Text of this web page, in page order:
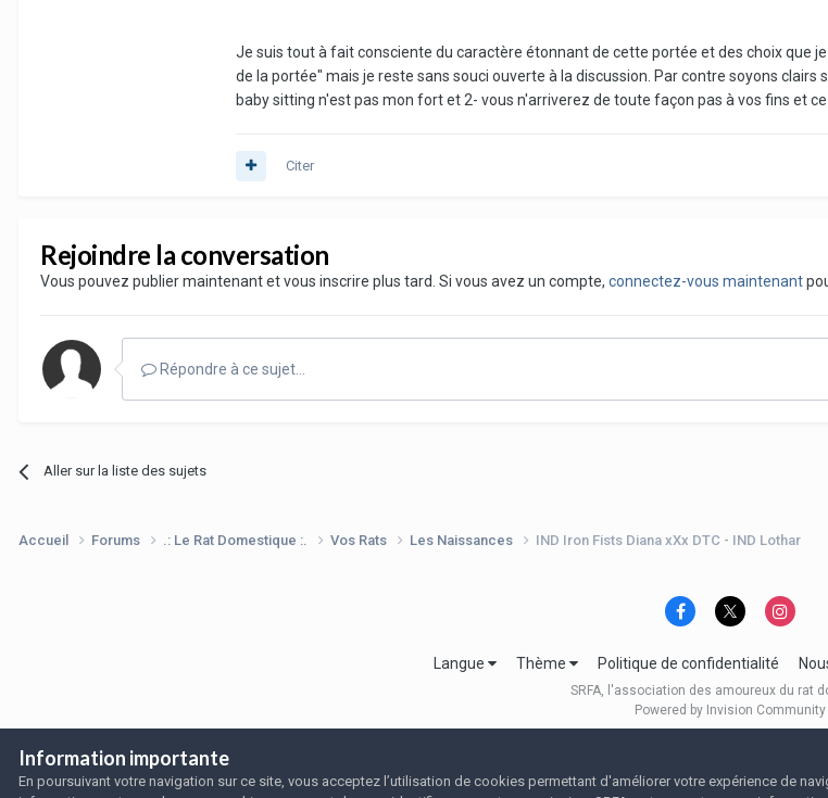
Je suis tout à fait consciente du caractère étonnant de cette portée et des choix que
de la portée" mais je reste sans souci ouverte à la discussion. Par contre soyons
baby sitting n'est pas mon fort et 2- vous n'arriverez de toute façon pas à vos fins et
Citer
Rejoindre la conversation
Vous pouvez publier maintenant et vous inscrire plus tard. Si vous avez un compte, connectez-vous maintenant
Répondre à ce sujet…
Aller sur la liste des sujets
Accueil Forums .: Le Rat Domestique :. Vos Rats Les Naissances IND Iron Fists Diana xXx DTC - IND Lothar
Langue Thème Politique de confidentialité
SRFA, l'association des amoureux du rat
Powered by Invision Community
Information importante
En poursuivant votre navigation sur ce site, vous acceptez l’utilisation de cookies permettant d'améliorer votre expérience de